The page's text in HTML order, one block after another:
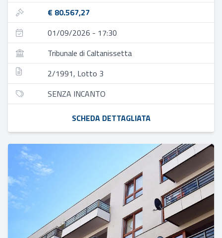
€ 80.567,27
01/09/2026 - 17:30
Tribunale di Caltanissetta
2/1991, Lotto 3
SENZA INCANTO
SCHEDA DETTAGLIATA